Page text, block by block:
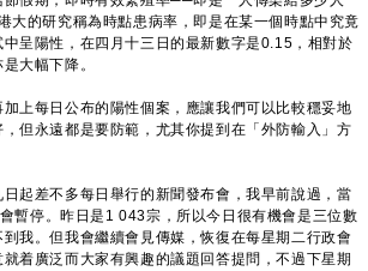
大的研究稱為時點患病率，即是在某一個時點中究竟
呈陽性，在四月十三日的最新數字是0.15，相對於
大幅下降。
每日公布的陽性個案，應讓我們可以比較穩妥地
但永遠都是要防範，尤其你提到在「外防輸入」方
差不多每日舉行的新聞發布會，我早前說過，當
暫停。昨日是1 043宗，所以今日很有機會是三位數
我。但我會繼續會見傳媒，恢復在每星期二行政會
着廣泛而大家有興趣的議題回答提問，不過下星期